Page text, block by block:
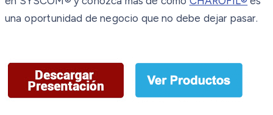
una oportunidad de negocio que no debe dejar pasar.